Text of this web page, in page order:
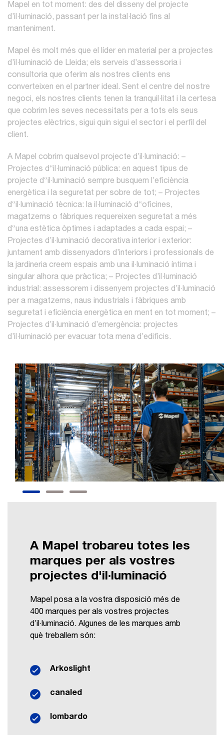
Mapel en tot moment: des del disseny del projecte
d’il·luminació, passant per la instal·lació fins al
manteniment.
Mapel és molt més que el líder en material per a projectes
d’il·luminació de Lleida; els serveis d’assessoria i
consultoria que oferim als nostres clients ens
converteixen en el partner ideal. Sent el centre del nostre
negoci, els nostres clients tenen la tranquil·litat i la certesa
que cobrim les seves necessitats per a tots els seus
projectes elèctrics, sigui quin sigui el sector i el perfil del
client.
A Mapel cobrim qualsevol projecte d’il·luminació: –
Projectes d‟il·luminació pública: en aquest tipus de
projecte d‟il·luminació sempre busquem l’eficiència
energètica i la seguretat per sobre de tot; – Projectes
d‟il·luminació tècnica: la il·luminació d‟oficines,
magatzems o fàbriques requereixen seguretat a més
d‟una estètica òptimes i adaptades a cada espai; –
Projectes d’il·luminació decorativa interior i exterior:
juntament amb dissenyadors d’interiors i professionals de
la jardineria creem espais amb una il·luminació íntima i
singular alhora que pràctica; – Projectes d’il·luminació
industrial: assessorem i dissenyem projectes d’il·luminació
per a magatzems, naus industrials i fàbriques amb
seguretat i eficiència energètica en ment en tot moment; –
Projectes d’il·luminació d’emergència: projectes
d’il·luminació per evacuar tota mena d’edificis.
A Mapel trobareu totes les
marques per als vostres
projectes d'il·luminació
Mapel posa a la vostra disposició més de
400 marques per als vostres projectes
d’il·luminació. Algunes de les marques amb
què treballem són:
Arkoslight
canaled
lombardo